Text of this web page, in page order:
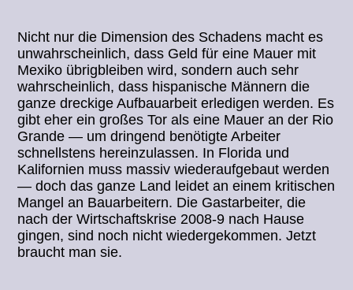
Nicht nur die Dimension des Schadens macht es
unwahrscheinlich, dass Geld für eine Mauer mit
Mexiko übrigbleiben wird, sondern auch sehr
wahrscheinlich, dass hispanische Männern die
ganze dreckige Aufbauarbeit erledigen werden. Es
gibt eher ein großes Tor als eine Mauer an der Rio
Grande — um dringend benötigte Arbeiter
schnellstens hereinzulassen. In Florida und
Kalifornien muss massiv wiederaufgebaut werden
— doch das ganze Land leidet an einem kritischen
Mangel an Bauarbeitern. Die Gastarbeiter, die
nach der Wirtschaftskrise 2008-9 nach Hause
gingen, sind noch nicht wiedergekommen. Jetzt
braucht man sie.